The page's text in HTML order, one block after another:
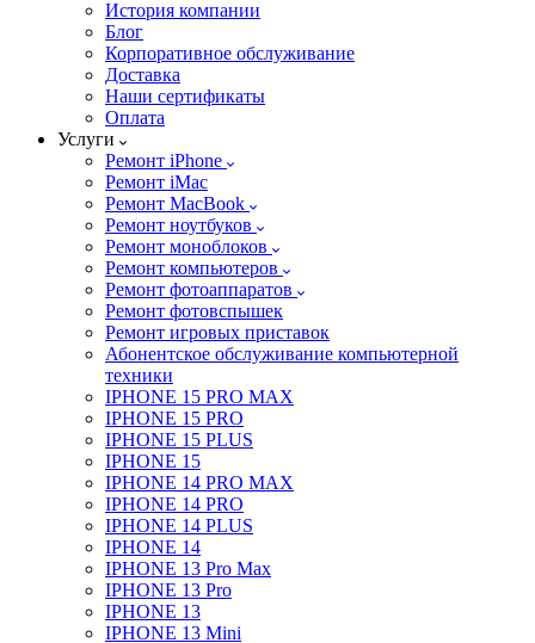
История компании
Блог
Корпоративное обслуживание
Доставка
Наши сертификаты
Оплата
Услуги
Ремонт iPhone
Ремонт iMac
Ремонт MacBook
Ремонт ноутбуков
Ремонт моноблоков
Ремонт компьютеров
Ремонт фотоаппаратов
Ремонт фотовспышек
Ремонт игровых приставок
Абонентское обслуживание компьютерной
техники
IPHONE 15 PRO MAX
IPHONE 15 PRO
IPHONE 15 PLUS
IPHONE 15
IPHONE 14 PRO MAX
IPHONE 14 PRO
IPHONE 14 PLUS
IPHONE 14
IPHONE 13 Pro Max
IPHONE 13 Pro
IPHONE 13
IPHONE 13 Mini